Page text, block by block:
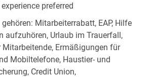
preferred
Mitarbeiterrabatt, EAP, Hilfe
aufzuhören, Urlaub im Trauerfall,
Ermäßigungen für
Mobiltelefone, Haustier- und
Credit Union,